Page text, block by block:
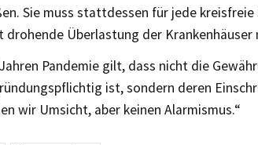
Sie muss stattdessen für jede
drohende Überlastung der Krankenhäuser
Pandemie gilt, dass nicht die
ist, sondern deren
wir Umsicht, aber keinen Alarmismus.“